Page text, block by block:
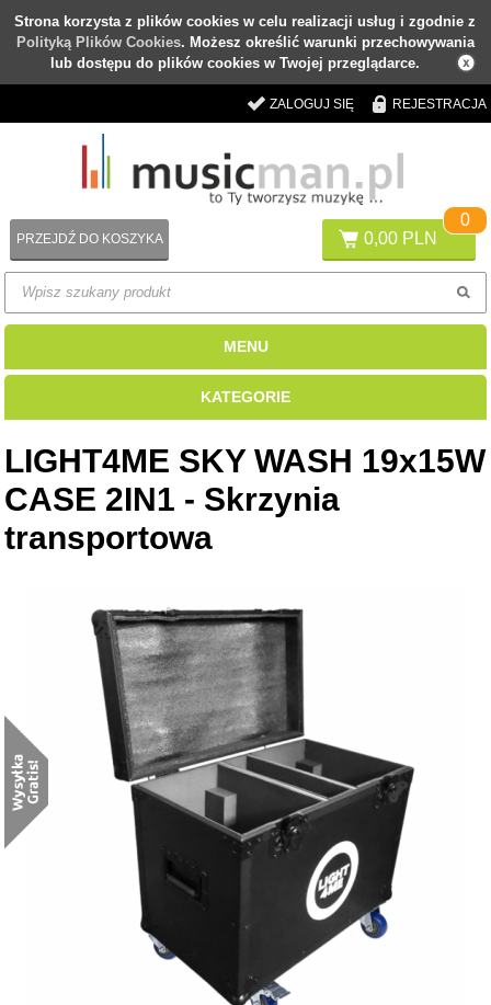
Strona korzysta z plików cookies w celu realizacji usług i zgodnie z
Polityką Plików Cookies. Możesz określić warunki przechowywania
lub dostępu do plików cookies w Twojej przeglądarce.
ZALOGUJ SIĘ REJESTRACJA
0,00 PLN
0
PRZEJDŹ DO KOSZYKA
MENU
KATEGORIE
LIGHT4ME SKY WASH 19x15W
CASE 2IN1 - Skrzynia
transportowa